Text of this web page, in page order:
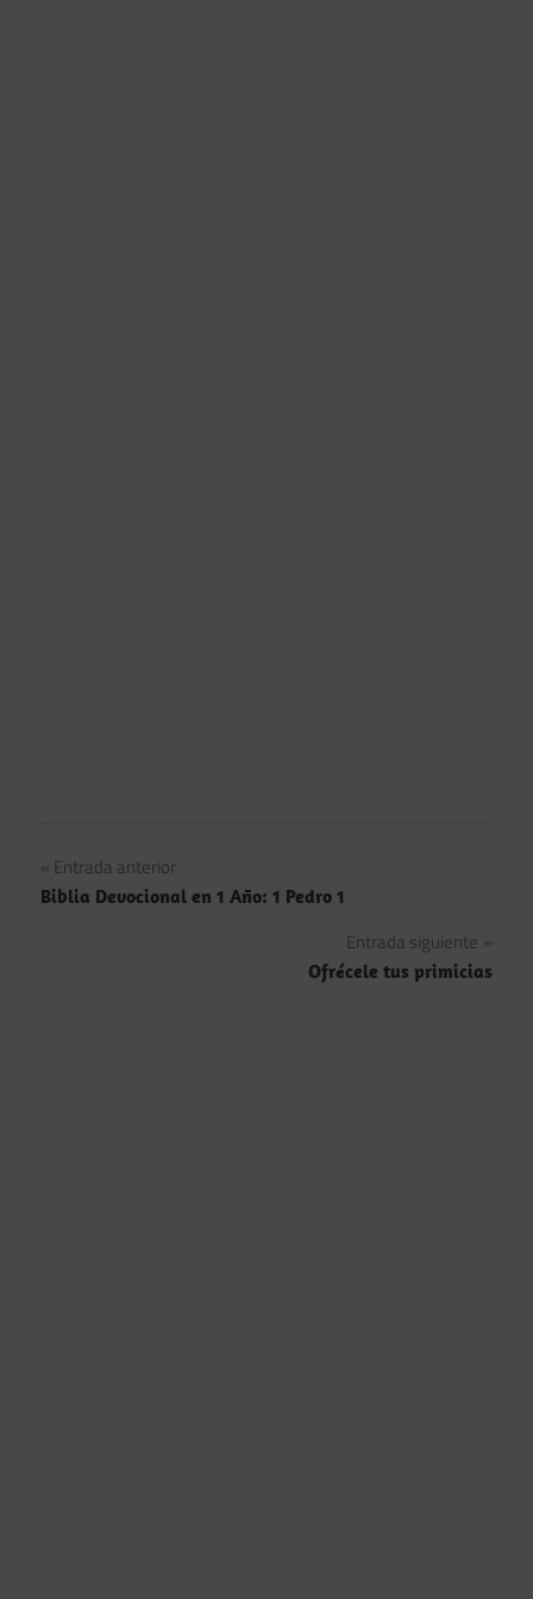
Navegación
de
Entrada anterior
Biblia Devocional en 1 Año: 1 Pedro 1
Entrada siguiente
Ofrécele tus primicias